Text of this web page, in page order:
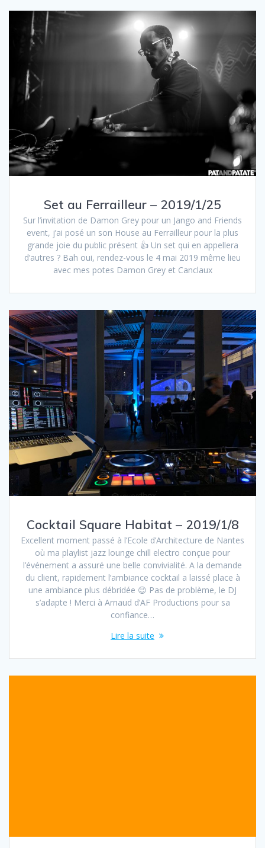
Set au Ferrailleur – 2019/1/25
Sur l’invitation de Damon Grey pour un Jango and Friends
event, j’ai posé un son House au Ferrailleur pour la plus
grande joie du public présent 👍 Un set qui en appellera
d’autres ? Bah oui, rendez-vous le 4 mai 2019 même lieu
avec mes potes Damon Grey et Canclaux
Cocktail Square Habitat – 2019/1/8
Excellent moment passé à l’Ecole d’Architecture de Nantes
où ma playlist jazz lounge chill electro conçue pour
l’événement a assuré une belle convivialité. A la demande
du client, rapidement l’ambiance cocktail a laissé place à
une ambiance plus débridée 😉 Pas de problème, le DJ
s’adapte ! Merci à Arnaud d’AF Productions pour sa
confiance…
Lire la suite